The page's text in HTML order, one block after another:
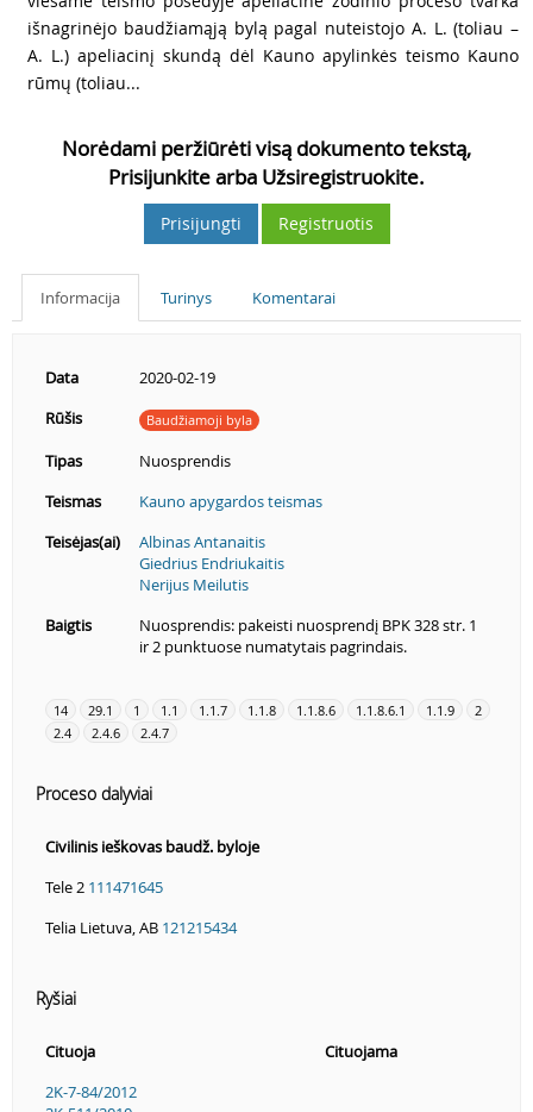
išnagrinėjo baudžiamąją bylą pagal nuteistojo A. L. (toliau –
A. L.) apeliacinį skundą dėl Kauno apylinkės teismo Kauno
rūmų (toliau...
Norėdami peržiūrėti visą dokumento tekstą,
Prisijunkite arba Užsiregistruokite.
Prisijungti Registruotis
Informacija Turinys Komentarai
Data
2020-02-19
Rūšis
Baudžiamoji byla
Tipas
Nuosprendis
Teismas
Kauno apygardos teismas
Teisėjas(ai)
Albinas Antanaitis
Giedrius Endriukaitis
Nerijus Meilutis
Baigtis
Nuosprendis: pakeisti nuosprendį BPK 328 str. 1
ir 2 punktuose numatytais pagrindais.
14 29.1 1 1.1 1.1.7 1.1.8 1.1.8.6 1.1.8.6.1 1.1.9
2
2.4
2.4.6 2.4.7
Proceso dalyviai
Civilinis ieškovas baudž. byloje
Tele 2 111471645
Telia Lietuva, AB 121215434
Ryšiai
Cituoja
Cituojama
2K-7-84/2012